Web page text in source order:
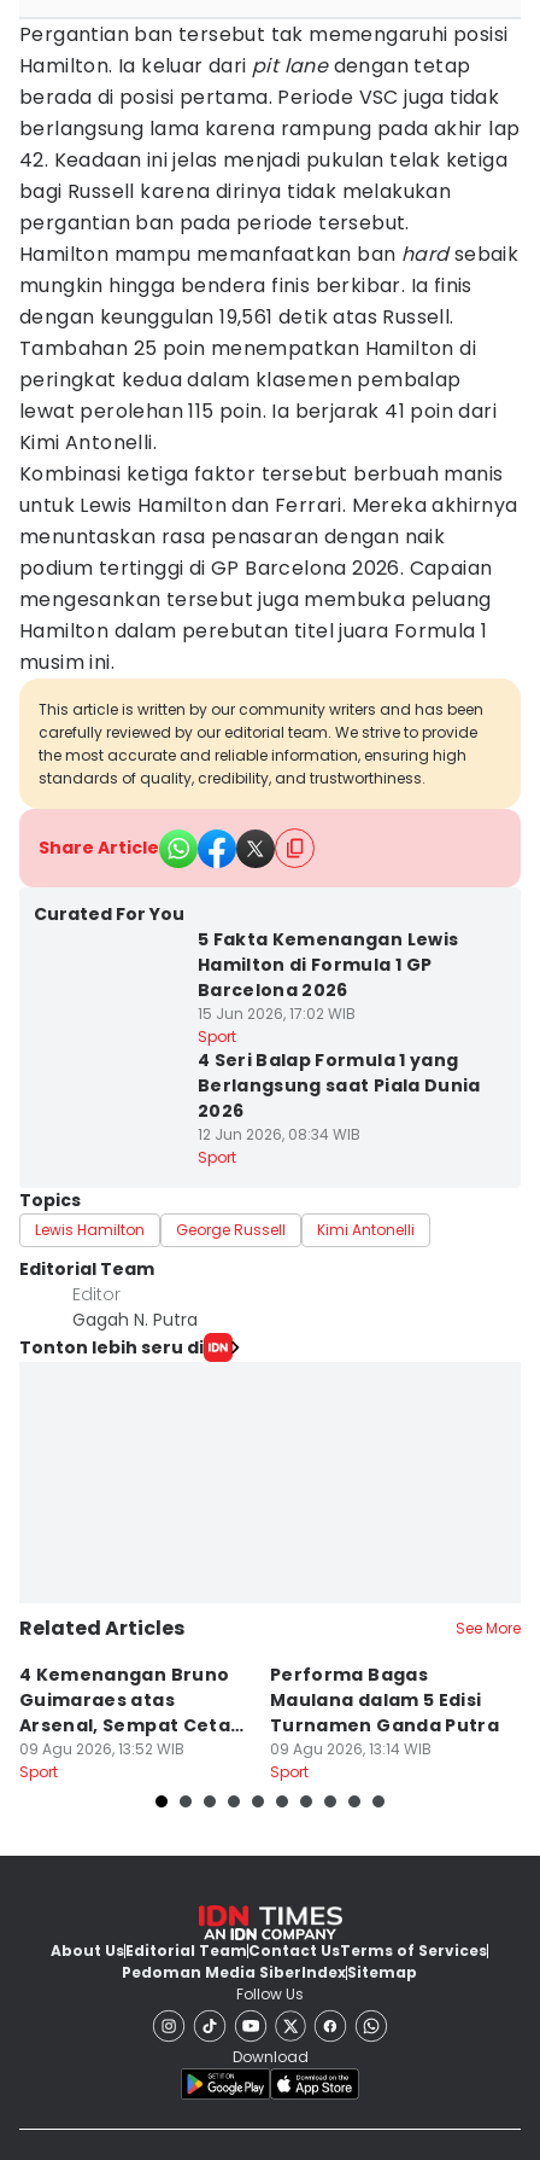
Pergantian ban tersebut tak memengaruhi posisi
Hamilton. Ia keluar dari pit lanedengan tetap
berada di posisi pertama. Periode VSC juga tidak
berlangsung lama karena rampung pada akhir lap
42. Keadaan ini jelas menjadi pukulan telak ketiga
bagi Russell karena dirinya tidak melakukan
pergantian ban pada periode tersebut.
Hamilton mampu memanfaatkan ban hardsebaik
mungkin hingga bendera finis berkibar. Ia finis
dengan keunggulan 19,561 detik atas Russell.
Tambahan 25 poin menempatkan Hamilton di
peringkat kedua dalam klasemen pembalap
lewat perolehan 115 poin. Ia berjarak 41 poin dari
Kimi Antonelli.
Kombinasi ketiga faktor tersebut berbuah manis
untuk Lewis Hamilton dan Ferrari. Mereka akhirnya
menuntaskan rasa penasaran dengan naik
podium tertinggi di GP Barcelona 2026. Capaian
mengesankan tersebut juga membuka peluang
Hamilton dalam perebutan titel juara Formula 1
musim ini.
This article is written by our community writers and has been
carefully reviewed by our editorial team. We strive to provide
the most accurate and reliable information, ensuring high
standards of quality, credibility, and trustworthiness.
Share Article
Curated For You
5 Fakta Kemenangan Lewis
Hamilton di Formula 1 GP
Barcelona 2026
15 Jun 2026, 17:02 WIB
Sport
4 Seri Balap Formula 1 yang
Berlangsung saat Piala Dunia
2026
12 Jun 2026, 08:34 WIB
Sport
Topics
Lewis Hamilton George Russell Kimi Antonelli
Editorial Team
Editor
Gagah N. Putra
Tonton lebih seru di
Related Articles See More
4 Kemenangan Bruno
Guimaraes atas
Arsenal, Sempat Cetak 1
Gol
09 Agu 2026, 13:52 WIB
Sport
Performa Bagas
Maulana dalam 5 Edisi
Turnamen Ganda Putra
09 Agu 2026, 13:14 WIB
Sport
About UsEditorial TeamContact UsTerms of Services
Pedoman Media SiberIndexSitemap
Follow Us
Download